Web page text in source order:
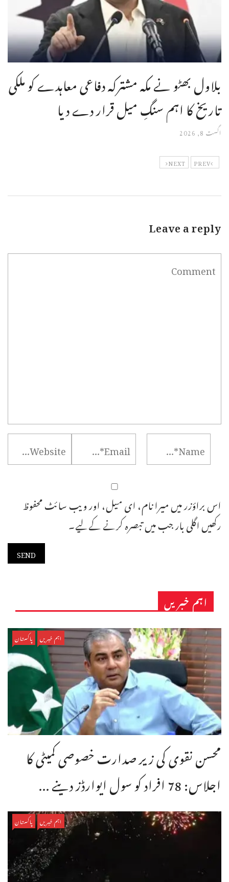
بلاول بھٹو نے مکہ مشترکہ دفاعی معاہدے کو ملکی
تاریخ کا اہم سنگِ میل قرار دے دیا
اگست 8, 2026
PREV
NEXT
Leave a reply
اس براؤزر میں میرا نام، ای میل، اور ویب سائٹ محفوظ
رکھیں اگلی بار جب میں تبصرہ کرنے کےلیے۔
اہم خبریں
اہم خبریں پاکستان
محسن نقوی کی زیر صدارت خصوصی کمیٹی کا
اجلاس: 78 افراد کو سول ایوارڈز دینے ...
اہم خبریں پاکستان